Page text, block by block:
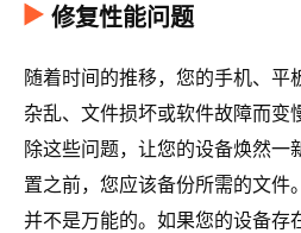
修复性能问题
随着时间的推移，您的手机、平
杂乱、文件损坏或软件故障而变
除这些问题，让您的设备焕然一
置之前，您应该备份所需的文件
并不是万能的。如果您的设备存